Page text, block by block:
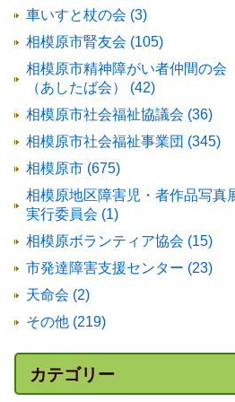
車いすと杖の会 (3)
相模原市腎友会 (105)
相模原市精神障がい者仲間の会
（あしたば会） (42)
相模原市社会福祉協議会 (36)
相模原市社会福祉事業団 (345)
相模原市 (675)
相模原地区障害児・者作品写真
実行委員会 (1)
相模原ボランティア協会 (15)
市発達障害支援センター (23)
天命会 (2)
その他 (219)
カテゴリー